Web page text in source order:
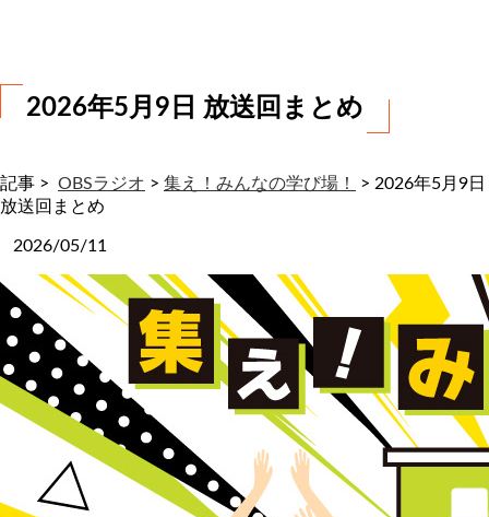
2026年5月9日 放送回まとめ
記事 > OBSラジオ > 集え！みんなの学び場！ > 2026年5月9日
放送回まとめ
2026/05/11